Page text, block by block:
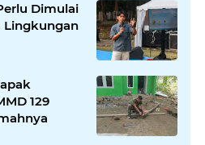
Dimulai
Lingkungan
129